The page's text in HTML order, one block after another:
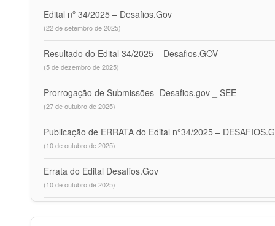
Edital nº 34/2025 – Desafios.Gov
(22 de setembro de 2025)
Resultado do Edital 34/2025 – Desafios.GOV
(5 de dezembro de 2025)
Prorrogação de Submissões- Desafios.gov _ SEE
(27 de outubro de 2025)
Publicação de ERRATA do Edital n°34/2025 –
(10 de outubro de 2025)
Errata do Edital Desafios.Gov
(10 de outubro de 2025)